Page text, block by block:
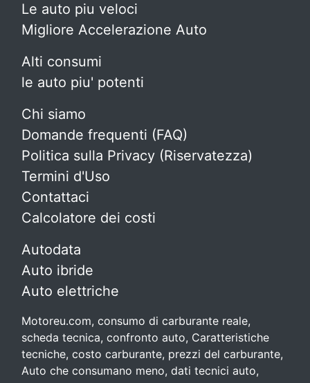
Le auto piu veloci
Migliore Accelerazione Auto
Alti consumi
le auto piu' potenti
Chi siamo
Domande frequenti (FAQ)
Politica sulla Privacy (Riservatezza)
Termini d'Uso
Contattaci
Calcolatore dei costi
Autodata
Auto ibride
Auto elettriche
Motoreu.com, consumo di carburante reale,
scheda tecnica, confronto auto, Caratteristiche
tecniche, costo carburante, prezzi del carburante,
Auto che consumano meno, dati tecnici auto,